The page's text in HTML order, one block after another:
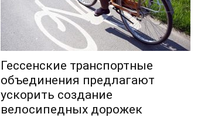
Гессенские транспортные
объединения предлагают
ускорить создание
велосипедных дорожек